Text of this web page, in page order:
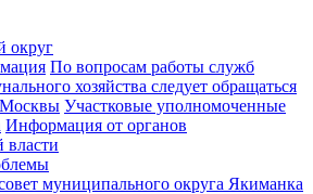
округ
По вопросам работы служб
хозяйства следует обращаться
Участковые уполномоченные
Информация от органов
власти
муниципального округа Якиманка